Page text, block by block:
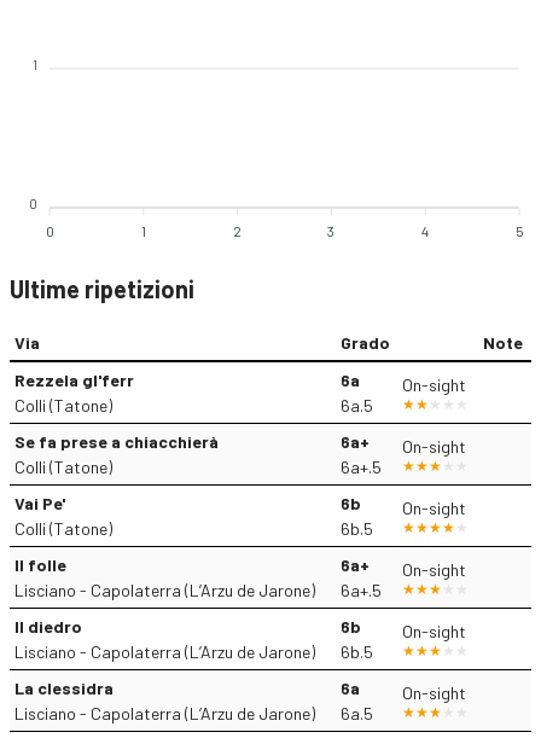
1
0
0 1 2 3 4 5
Ultime ripetizioni
Via Grado
Note
Rezzela gl'ferr
Colli (Tatone)
6a
6a.5
On-sight
Se fa prese a chiacchierà
Colli (Tatone)
6a+
6a+.5
On-sight
Vai Pe'
Colli (Tatone)
6b
6b.5
On-sight
Il folle
Lisciano - Capolaterra (L’Arzu de Jarone)
6a+
6a+.5
On-sight
Il diedro
Lisciano - Capolaterra (L’Arzu de Jarone)
6b
6b.5
On-sight
La clessidra
Lisciano - Capolaterra (L’Arzu de Jarone)
6a
6a.5
On-sight